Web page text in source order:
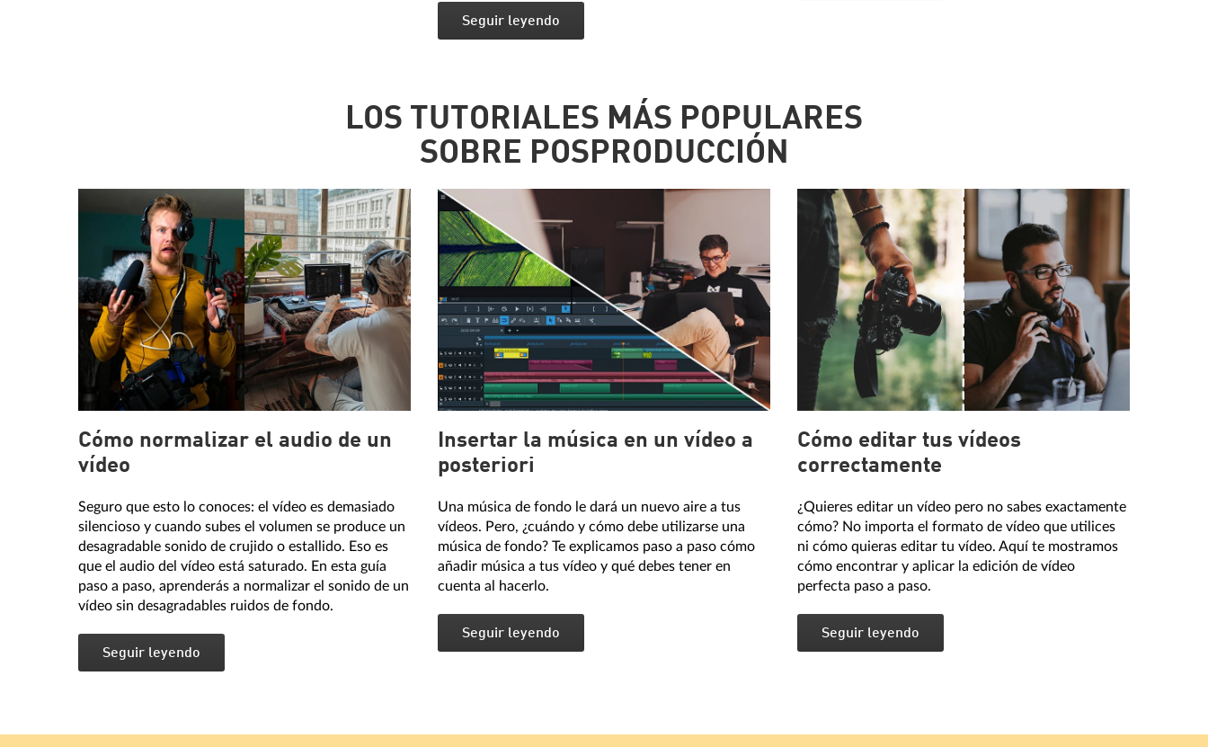
Seguir leyendo
LOS TUTORIALES MÁS POPULARES
SOBRE POSPRODUCCIÓN
Cómo normalizar el audio de un
vídeo
Seguro que esto lo conoces: el vídeo es demasiado
silencioso y cuando subes el volumen se produce un
desagradable sonido de crujido o estallido. Eso es
que el audio del vídeo está saturado. En esta guía
paso a paso, aprenderás a normalizar el sonido de un
vídeo sin desagradables ruidos de fondo.
Seguir leyendo
Insertar la música en un vídeo a
posteriori
Una música de fondo le dará un nuevo aire a tus
vídeos. Pero, ¿cuándo y cómo debe utilizarse una
música de fondo? Te explicamos paso a paso cómo
añadir música a tus vídeo y qué debes tener en
cuenta al hacerlo.
Seguir leyendo
Cómo editar tus vídeos
correctamente
¿Quieres editar un vídeo pero no sabes exactamente
cómo? No importa el formato de vídeo que utilices
ni cómo quieras editar tu vídeo. Aquí te mostramos
cómo encontrar y aplicar la edición de vídeo
perfecta paso a paso.
Seguir leyendo